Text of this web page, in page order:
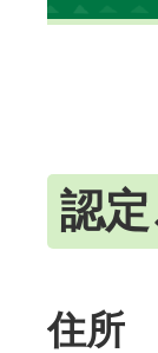
置
認
住所